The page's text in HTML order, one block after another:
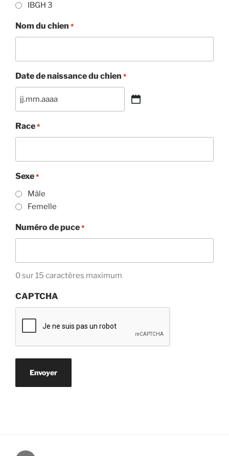
IBGH 3
Nom du chien *
Date de naissance du chien *
JJ
MM
Race *
Sexe *
Mâle
Femelle
Numéro de puce *
0 sur 15 caractères maximum
CAPTCHA